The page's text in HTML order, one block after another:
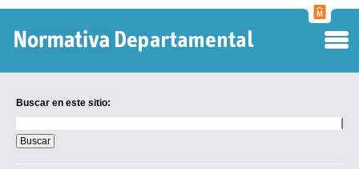
Buscar en este sitio:
en
este
sitio: